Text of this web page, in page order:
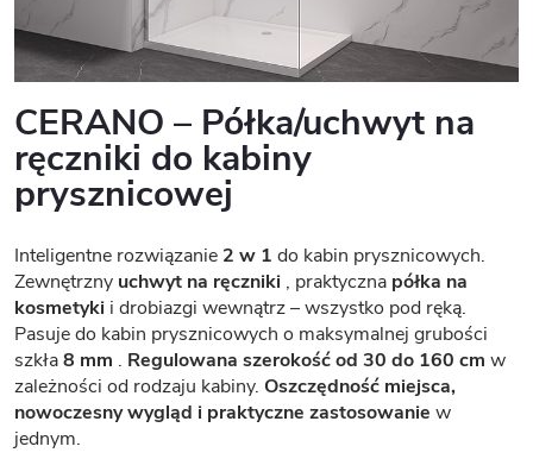
CERANO – Półka/uchwyt na
ręczniki do kabiny
prysznicowej
Inteligentne rozwiązanie 2 w 1 do kabin prysznicowych.
Zewnętrzny uchwyt na ręczniki , praktyczna półka na
kosmetyki i drobiazgi wewnątrz – wszystko pod ręką.
Pasuje do kabin prysznicowych o maksymalnej grubości
szkła8 mm . Regulowana szerokość od 30 do 160 cm w
zależności od rodzaju kabiny. Oszczędność miejsca,
nowoczesny wygląd i praktyczne zastosowanie w
jednym.